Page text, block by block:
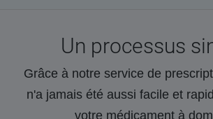
Un processus
Grâce à notre service de
n'a jamais été aussi facile et
votre médicament à